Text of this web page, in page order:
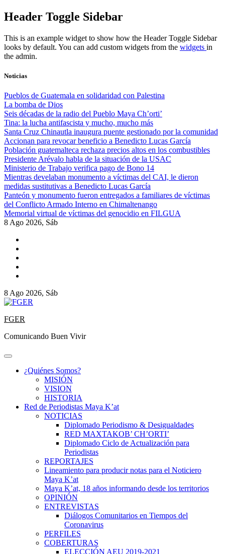
Skip
to
Header Toggle Sidebar
This is an example widget to show how the Header Toggle Sidebar
looks by default. You can add custom widgets from the widgets in
the admin.
Noticias
Pueblos de Guatemala en solidaridad con Palestina
La bomba de Dios
Seis décadas de la radio del Pueblo Maya Ch’orti’
Tina: la lucha antifascista y mucho, mucho más
Santa Cruz Chinautla inaugura puente gestionado por la comunidad
Accionan para revocar beneficio a Benedicto Lucas García
Población guatemalteca rechaza precios altos en los combustibles
Presidente Arévalo habla de la situación de la USAC
Ministerio de Trabajo verifica pago de Bono 14
Mientras develaban monumento a víctimas del CAI, le dieron
medidas sustitutivas a Benedicto Lucas García
Panteón y monumento fueron entregados a familiares de víctimas
del Conflicto Armado Interno en Chimaltenango
Memorial virtual de víctimas del genocidio en FILGUA
8 Ago 2026, Sáb
8 Ago 2026, Sáb
FGER
Comunicando Buen Vivir
¿Quiénes Somos?
MISIÓN
VISION
HISTORIA
Red de Periodistas Maya K’at
NOTICIAS
Diplomado Periodismo & Desigualdades
RED MAXTAKOB’ CH’ORTI’
Diplomado Ciclo de Actualización para
Periodistas
REPORTAJES
Lineamiento para producir notas para el Noticiero
Maya K’at
Maya K’at, 18 años informando desde los territorios
OPINIÓN
ENTREVISTAS
Diálogos Comunitarios en Tiempos del
Coronavirus
PERFILES
COBERTURAS
ELECCIÓN AEU 2019-2021